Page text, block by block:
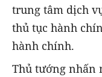
trung tâm dịch
thủ tục hành
hành chính.
Thủ tướng nhấn